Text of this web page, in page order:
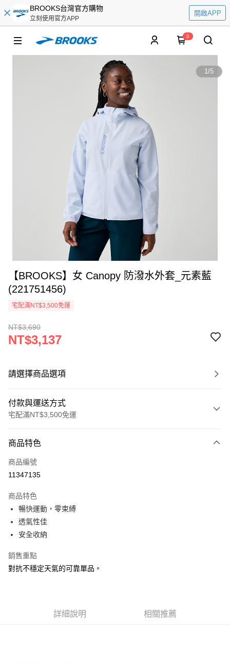
BROOKS台灣官方購物
立刻使用官方APP
開啟APP
0
1/5
【BROOKS】女 Canopy 防潑水外套_元素藍
(221751456)
宅配滿NT$3,500免運
NT$3,690
NT$3,137
請選擇商品選項
付款與運送方式
宅配滿NT$3,500免運
信用卡一次付款
ATM付款
運送方式
宅配
每筆NT$100，滿NT$3,500(含以上)免運費
商品特色
商品編號
11347135
商品特色
暢快運動，零束縛
透氣性佳
安全收納
銷售重點
對抗不穩定天氣的可靠單品。
詳細說明 相關推薦